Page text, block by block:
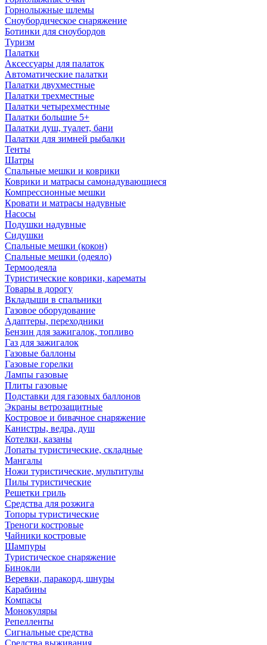
Горнолыжные шлемы
Сноубордическое снаряжение
Ботинки для сноубордов
Туризм
Палатки
Аксессуары для палаток
Автоматические палатки
Палатки двухместные
Палатки трехместные
Палатки четырехместные
Палатки большие 5+
Палатки душ, туалет, бани
Палатки для зимней рыбалки
Тенты
Шатры
Спальные мешки и коврики
Коврики и матрасы самонадувающиеся
Компрессионные мешки
Кровати и матрасы надувные
Насосы
Подушки надувные
Сидушки
Спальные мешки (кокон)
Спальные мешки (одеяло)
Термоодеяла
Туристические коврики, карематы
Товары в дорогу
Вкладыши в спальники
Газовое оборудование
Адаптеры, переходники
Бензин для зажигалок, топливо
Газ для зажигалок
Газовые баллоны
Газовые горелки
Лампы газовые
Плиты газовые
Подставки для газовых баллонов
Экраны ветрозащитные
Костровое и бивачное снаряжение
Канистры, ведра, душ
Котелки, казаны
Лопаты туристические, складные
Мангалы
Ножи туристические, мультитулы
Пилы туристические
Решетки гриль
Средства для розжига
Топоры туристические
Треноги костровые
Чайники костровые
Шампуры
Туристическое снаряжение
Бинокли
Веревки, паракорд, шнуры
Карабины
Компасы
Монокуляры
Репелленты
Сигнальные средства
Средства выживания